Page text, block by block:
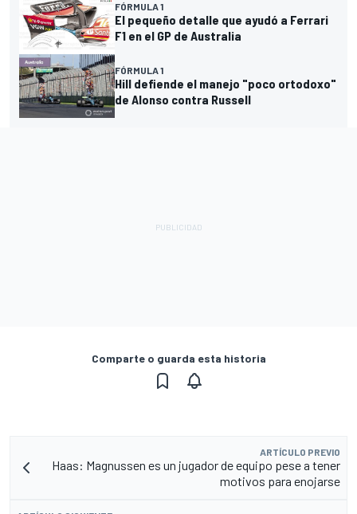
FÓRMULA 1
El pequeño detalle que ayudó a Ferrari
F1 en el GP de Australia
FÓRMULA 1
Hill defiende el manejo "poco ortodoxo"
de Alonso contra Russell
Comparte o guarda esta historia
ARTÍCULO PREVIO
Haas: Magnussen es un jugador de equipo pese a tener
motivos para enojarse